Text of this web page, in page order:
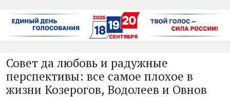
Совет да любовь и радужные
перспективы: все самое плохое в
жизни Козерогов, Водолеев и Овнов